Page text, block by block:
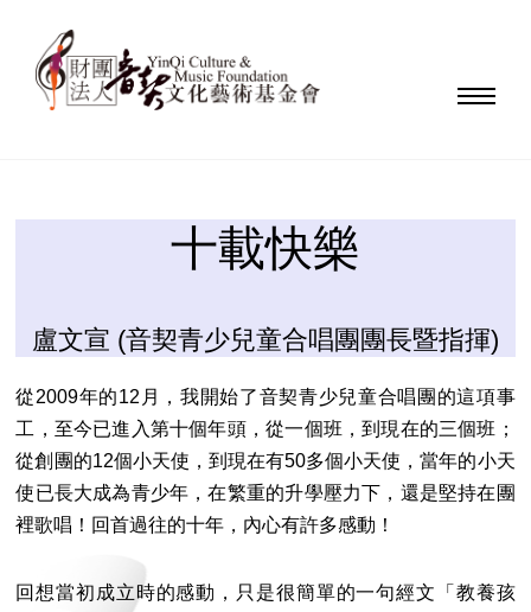
十載快樂
盧文宣 (音契青少兒童合唱團團長暨指揮)
從2009年的12月，我開始了音契青少兒童合唱團的這項事
工，至今已進入第十個年頭，從一個班，到現在的三個班；
從創團的12個小天使，到現在有50多個小天使，當年的小天
使已長大成為青少年，在繁重的升學壓力下，還是堅持在團
裡歌唱！回首過往的十年，內心有許多感動！
回想當初成立時的感動，只是很簡單的一句經文「教養孩